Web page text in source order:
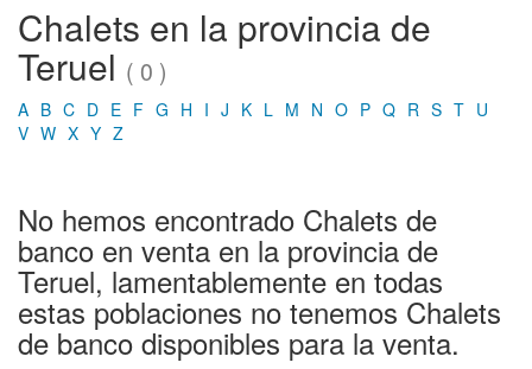
Chalets en la provincia de
Teruel ( 0 )
A B C D E F G H I J K L M N O P Q R S T U
V W X Y Z
No hemos encontrado Chalets de
banco en venta en la provincia de
Teruel, lamentablemente en todas
estas poblaciones no tenemos Chalets
de banco disponibles para la venta.